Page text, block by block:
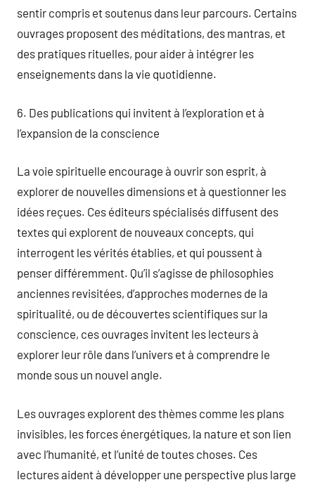
sentir compris et soutenus dans leur parcours. Certains
ouvrages proposent des méditations, des mantras, et
des pratiques rituelles, pour aider à intégrer les
enseignements dans la vie quotidienne.
6. Des publications qui invitent à l’exploration et à
l’expansion de la conscience
La voie spirituelle encourage à ouvrir son esprit, à
explorer de nouvelles dimensions et à questionner les
idées reçues. Ces éditeurs spécialisés diffusent des
textes qui explorent de nouveaux concepts, qui
interrogent les vérités établies, et qui poussent à
penser différemment. Qu’il s’agisse de philosophies
anciennes revisitées, d’approches modernes de la
spiritualité, ou de découvertes scientifiques sur la
conscience, ces ouvrages invitent les lecteurs à
explorer leur rôle dans l’univers et à comprendre le
monde sous un nouvel angle.
Les ouvrages explorent des thèmes comme les plans
invisibles, les forces énergétiques, la nature et son lien
avec l’humanité, et l’unité de toutes choses. Ces
lectures aident à développer une perspective plus large